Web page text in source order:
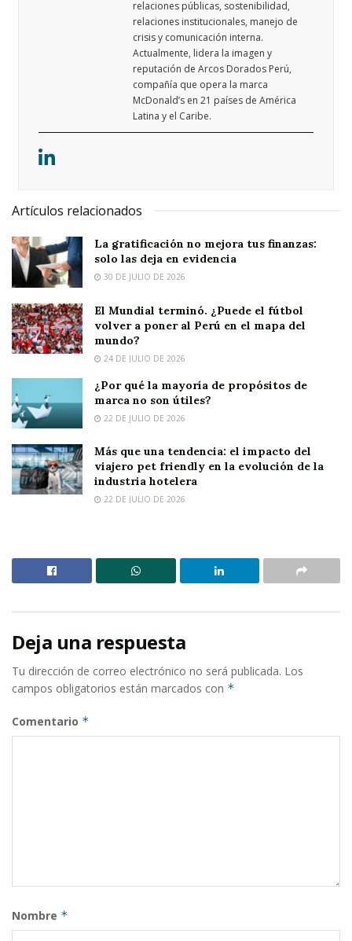
relaciones públicas, sostenibilidad,
relaciones institucionales, manejo de
crisis y comunicación interna.
Actualmente, lidera la imagen y
reputación de Arcos Dorados Perú,
compañía que opera la marca
McDonald’s en 21 países de América
Latina y el Caribe.
Artículos relacionados
La gratificación no mejora tus finanzas:
solo las deja en evidencia
30 DE JULIO DE 2026
El Mundial terminó. ¿Puede el fútbol
volver a poner al Perú en el mapa del
mundo?
24 DE JULIO DE 2026
¿Por qué la mayoría de propósitos de
marca no son útiles?
22 DE JULIO DE 2026
Más que una tendencia: el impacto del
viajero pet friendly en la evolución de la
industria hotelera
22 DE JULIO DE 2026
Deja una respuesta
Tu dirección de correo electrónico no será publicada. Los
campos obligatorios están marcados con *
Comentario *
Nombre *